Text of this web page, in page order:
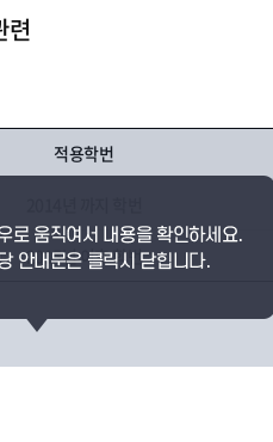
련
적용학번
2015년 이후 학번